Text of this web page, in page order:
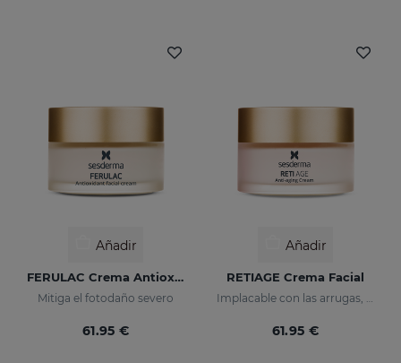
Añadir
FERULAC Crema Antioxidante
Mitiga el fotodaño severo
61.95 €
Añadir
RETIAGE Crema Facial
61.95 €